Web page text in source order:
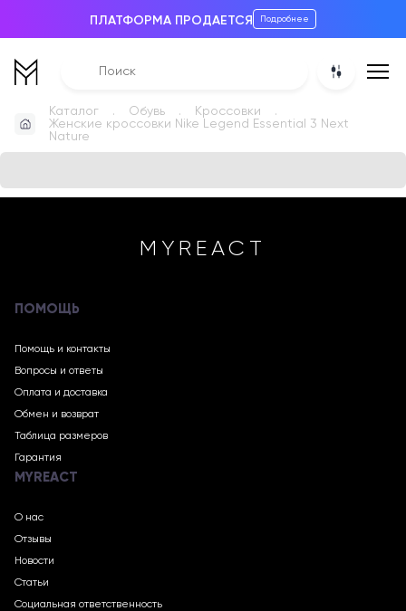
ПЛАТФОРМА ПРОДАЕТСЯ Подробнее
Каталог Обувь
Кроссовки
Женские кроссовки Nike Legend Essential 3 Next
Nature
MYREACT
ПОМОЩЬ
Помощь и контакты
Вопросы и ответы
Оплата и доставка
Обмен и возврат
Таблица размеров
Гарантия
MYREACT
О нас
Отзывы
Новости
Статьи
Социальная ответственность